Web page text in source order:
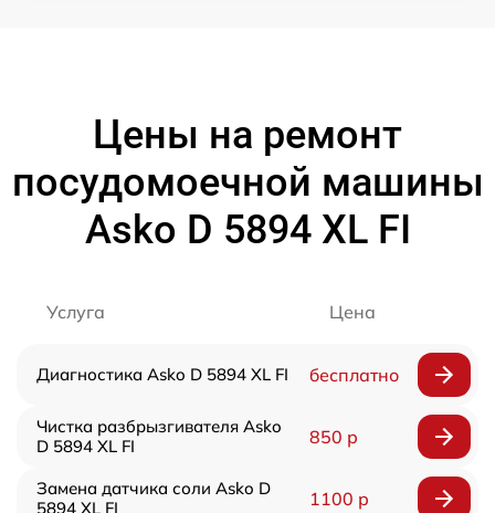
Цены на ремонт
посудомоечной машины
Asko D 5894 XL FI
Услуга Цена
Диагностика Asko D 5894 XL FI бесплатно
Чистка разбрызгивателя Asko
D 5894 XL FI
850 р
Замена датчика соли Asko D
5894 XL FI
1100 р